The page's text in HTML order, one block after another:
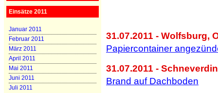
Einsätze 2011
Januar 2011
Februar 2011
März 2011
April 2011
Mai 2011
Juni 2011
Juli 2011
31.07.2011 - Wolfsburg,
Papiercontainer
31.07.2011 -
Brand auf Dachboden